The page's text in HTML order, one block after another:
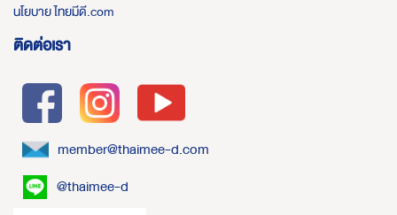
นโยบาย ไทยมีดี.com
ติดต่อเรา
member@thaimee-d.com
@thaimee-d